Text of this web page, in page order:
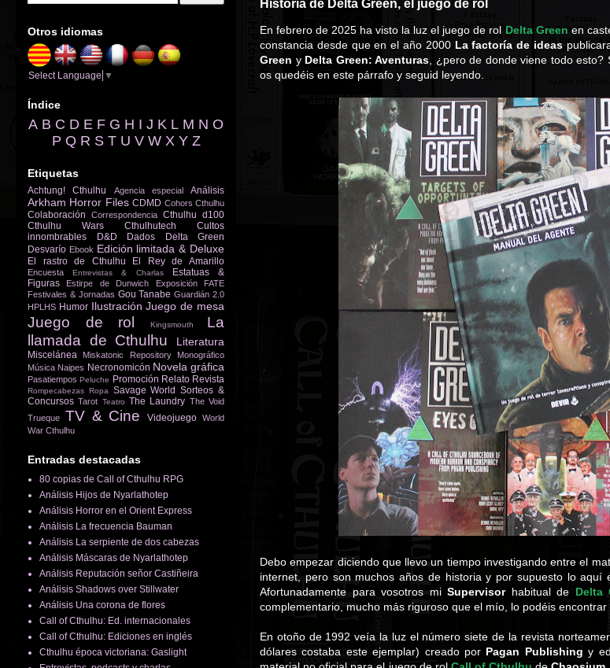
Historia de Delta Green, el juego de rol
En febrero de 2025 ha visto la luz el juego de rol Delta Green en
constancia desde que en el año 2000 La factoría de ideas
Green y Delta Green: Aventuras , ¿pero de donde viene todo
os quedéis en este párrafo y seguid leyendo.
Debo empezar diciendo que llevo un tiempo investigando entre el
internet, pero son muchos años de historia y por supuesto lo aquí
Afortunadamente para vosotros mi Supervisorhabitual de Delta
complementario, mucho más riguroso que el mío, lo podéis encontrar
En otoño de 1992 veía la luz el número siete de la revista
dólares costaba este ejemplar) creado por Pagan Publishing y
Otros idiomas
Select Language ▼
Índice
A B C D E F G H I J K L M N O
P Q R S T U V W X Y Z
Etiquetas
Achtung! Cthulhu Agencia especial Análisis
Arkham Horror Files CDMD Cohors Cthulhu
Colaboración Correspondencia Cthulhu d100
Cthulhu Wars
Cthulhutech
Cultos
innombrables
D&D Dados
Delta Green
Desvarío Ebook Edición limitada & Deluxe
El rastro de Cthulhu El Rey de Amarillo
Encuesta Entrevistas & Charlas
Estatuas &
Figuras
Estirpe de Dunwich Exposición
FATE
Festivales & Jornadas Gou Tanabe Guardián 2.0
HPLHS Humor Ilustración Juego de mesa
Juego de rol Kingsmouth
La
llamada de Cthulhu
Literatura
Miscelánea Miskatonic Repository
Monográfico
Música Naipes Necronomicón Novela gráfica
Pasatiempos Peluche Promoción Relato Revista
Rompecabezas Ropa Savage World Sorteos &
Concursos Tarot Teatro The Laundry The Void
Trueque TV & Cine Videojuego World
War Cthulhu
Entradas destacadas
80 copias de Call of Cthulhu RPG
Análisis Hijos de Nyarlathotep
Análisis Horror en el Orient Express
Análisis La frecuencia Bauman
Análisis La serpiente de dos cabezas
Análisis Máscaras de Nyarlathotep
Análisis Reputación señor Castiñeira
Análisis Shadows over Stillwater
Análisis Una corona de flores
Call of Cthulhu: Ed. internacionales
Call of Cthulhu: Ediciones en inglés
Cthulhu época victoriana: Gaslight